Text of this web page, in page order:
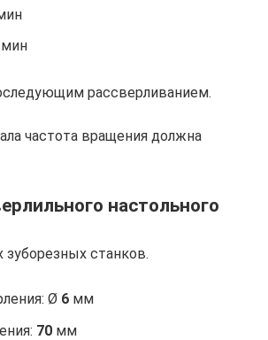
рассверливанием.
частота вращения должна
настольного
станков.
Ø 6 мм
70 мм